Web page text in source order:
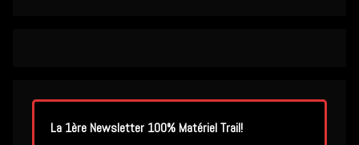
La 1ère Newsletter 100% Matériel Trail!